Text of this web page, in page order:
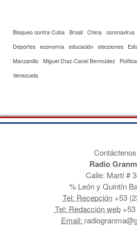
Bloqueo contra Cuba Brasil China coronavirus
Deportes economía educación elecciones
Manzanillo Miguel Díaz-Canel Bermúdez Política
Venezuela
Contáctenos
Radio
Calle: Martí #
% León y Quintín
Tel: Recepción +53
Tel: Redacción web+53
Email: